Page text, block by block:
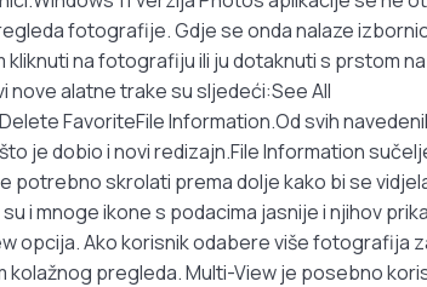
fotografije. Gdje se onda nalaze
na fotografiju ili ju dotaknuti s prstom na
nove alatne trake su sljedeći:See All
FavoriteFile Information.Od svih
je dobio i novi redizajn.File Information
potrebno skrolati prema dolje kako bi se
i mnoge ikone s podacima jasnije i njihov
opcija. Ako korisnik odabere više fotografija
kolažnog pregleda. Multi-View je posebno